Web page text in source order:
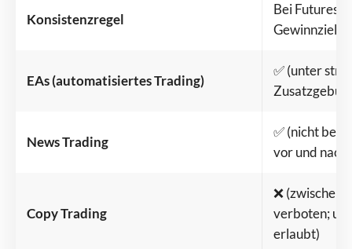
Konsistenzregel
Bei Futures
Gewinnziel
EAs (automatisiertes Trading)
✅ (unter
News Trading
✅ (nicht bei
vor und nach
Copy Trading
❌ (zwischen
verboten;
erlaubt)